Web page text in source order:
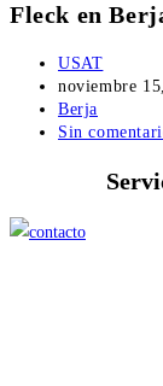
Fleck en
Autor
de
la
entrada:
USAT
Publicación
de
la
noviembre
Categoría
de
entrada:
Berja
Comentarios
Sin